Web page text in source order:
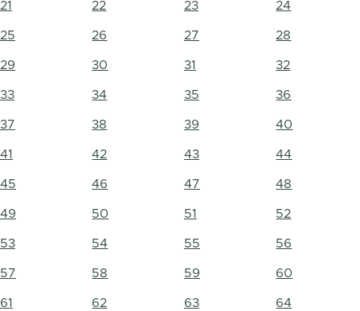
21 22 23 24
25 26 27 28
29 30 31 32
33 34 35 36
37 38 39 40
41 42 43 44
45 46 47 48
49 50 51 52
53 54 55 56
57 58 59 60
61 62 63 64